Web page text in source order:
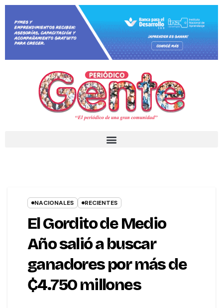
NACIONALES RECIENTES
El Gordito de Medio
Año salió a buscar
ganadores por más de
₵4.750 millones